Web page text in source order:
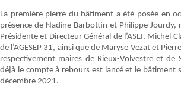
La première pierre du bâtiment a été posée en
présence de Nadine Barbottin et Philippe Jourdy,
Présidente et Directeur Général de l’ASEI, Michel
de l’AGESEP 31, ainsi que de Maryse Vezat et
respectivement maires de Rieux-Volvestre et de
déjà le compte à rebours est lancé et le bâtiment
décembre 2021.